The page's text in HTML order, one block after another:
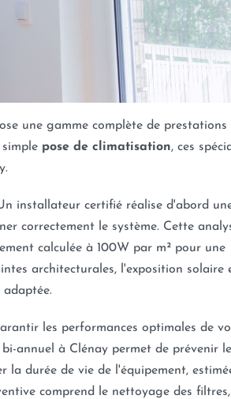
une gamme complète de prestations
pose de climatisation, ces
installateur certifié réalise d'abord
correctement le système. Cette
calculée à 100W par m² pour une
architecturales, l'exposition solaire
les performances optimales de
annuel à Clénay permet de prévenir
la durée de vie de l'équipement,
comprend le nettoyage des